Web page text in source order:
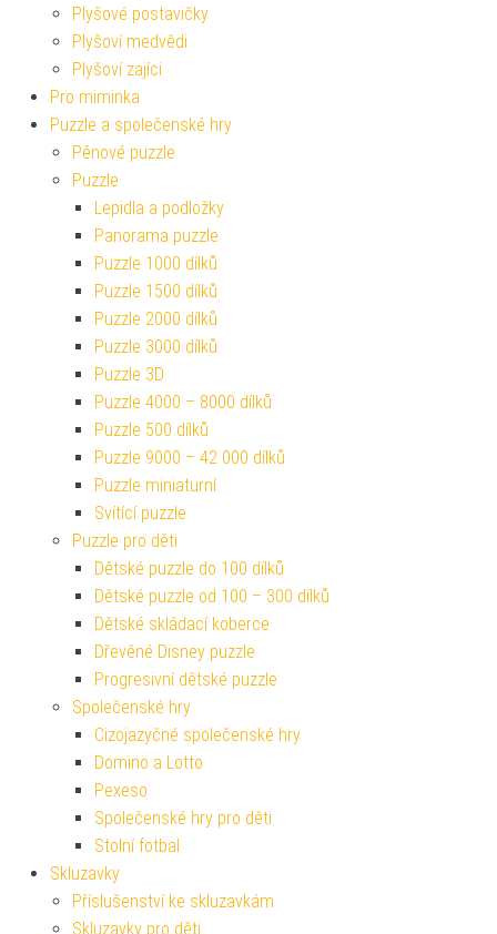
Plyšové postavičky
Plyšoví medvědi
Plyšoví zajíci
Pro miminka
Puzzle a společenské hry
Pěnové puzzle
Puzzle
Lepidla a podložky
Panorama puzzle
Puzzle 1000 dílků
Puzzle 1500 dílků
Puzzle 2000 dílků
Puzzle 3000 dílků
Puzzle 3D
Puzzle 4000 – 8000 dílků
Puzzle 500 dílků
Puzzle 9000 – 42 000 dílků
Puzzle miniaturní
Svítící puzzle
Puzzle pro děti
Dětské puzzle do 100 dílků
Dětské puzzle od 100 – 300 dílků
Dětské skládací koberce
Dřevěné Disney puzzle
Progresivní dětské puzzle
Společenské hry
Cizojazyčné společenské hry
Domino a Lotto
Pexeso
Společenské hry pro děti
Stolní fotbal
Skluzavky
Příslušenství ke skluzavkám
Skluzavky pro děti